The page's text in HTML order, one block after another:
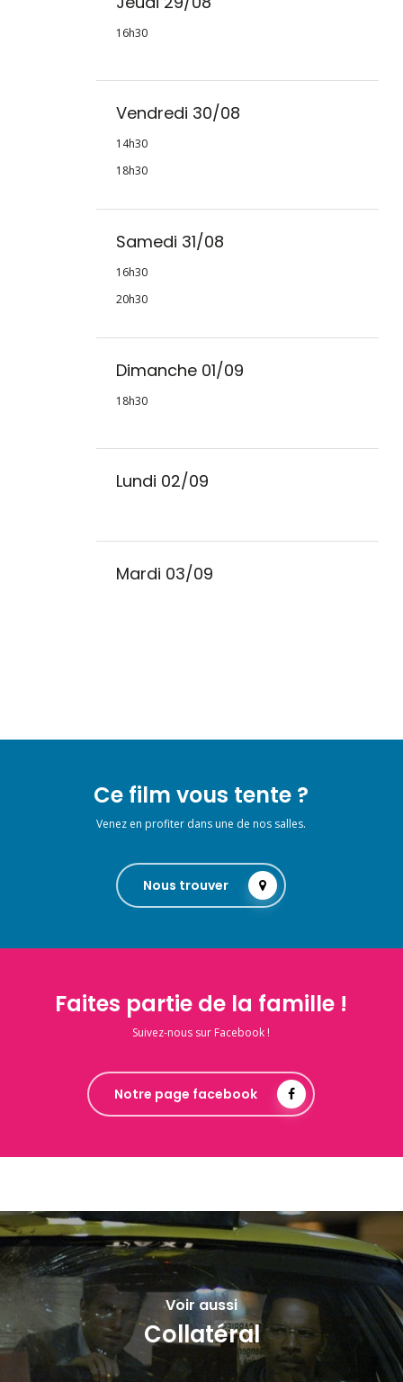
16h30
Vendredi 30/08
14h30
18h30
Samedi 31/08
16h30
20h30
Dimanche 01/09
18h30
Lundi 02/09
Mardi 03/09
Ce film vous tente ?
Venez en profiter dans une de nos salles.
Nous trouver
Faites partie de la famille !
Suivez-nous sur Facebook !
Notre page facebook
Voir aussi
Collatéral